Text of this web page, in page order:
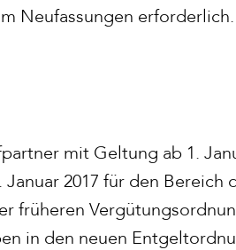
Neufassungen erforderlich.
mit Geltung ab 1.
2017 für den Bereich
früheren
in den neuen